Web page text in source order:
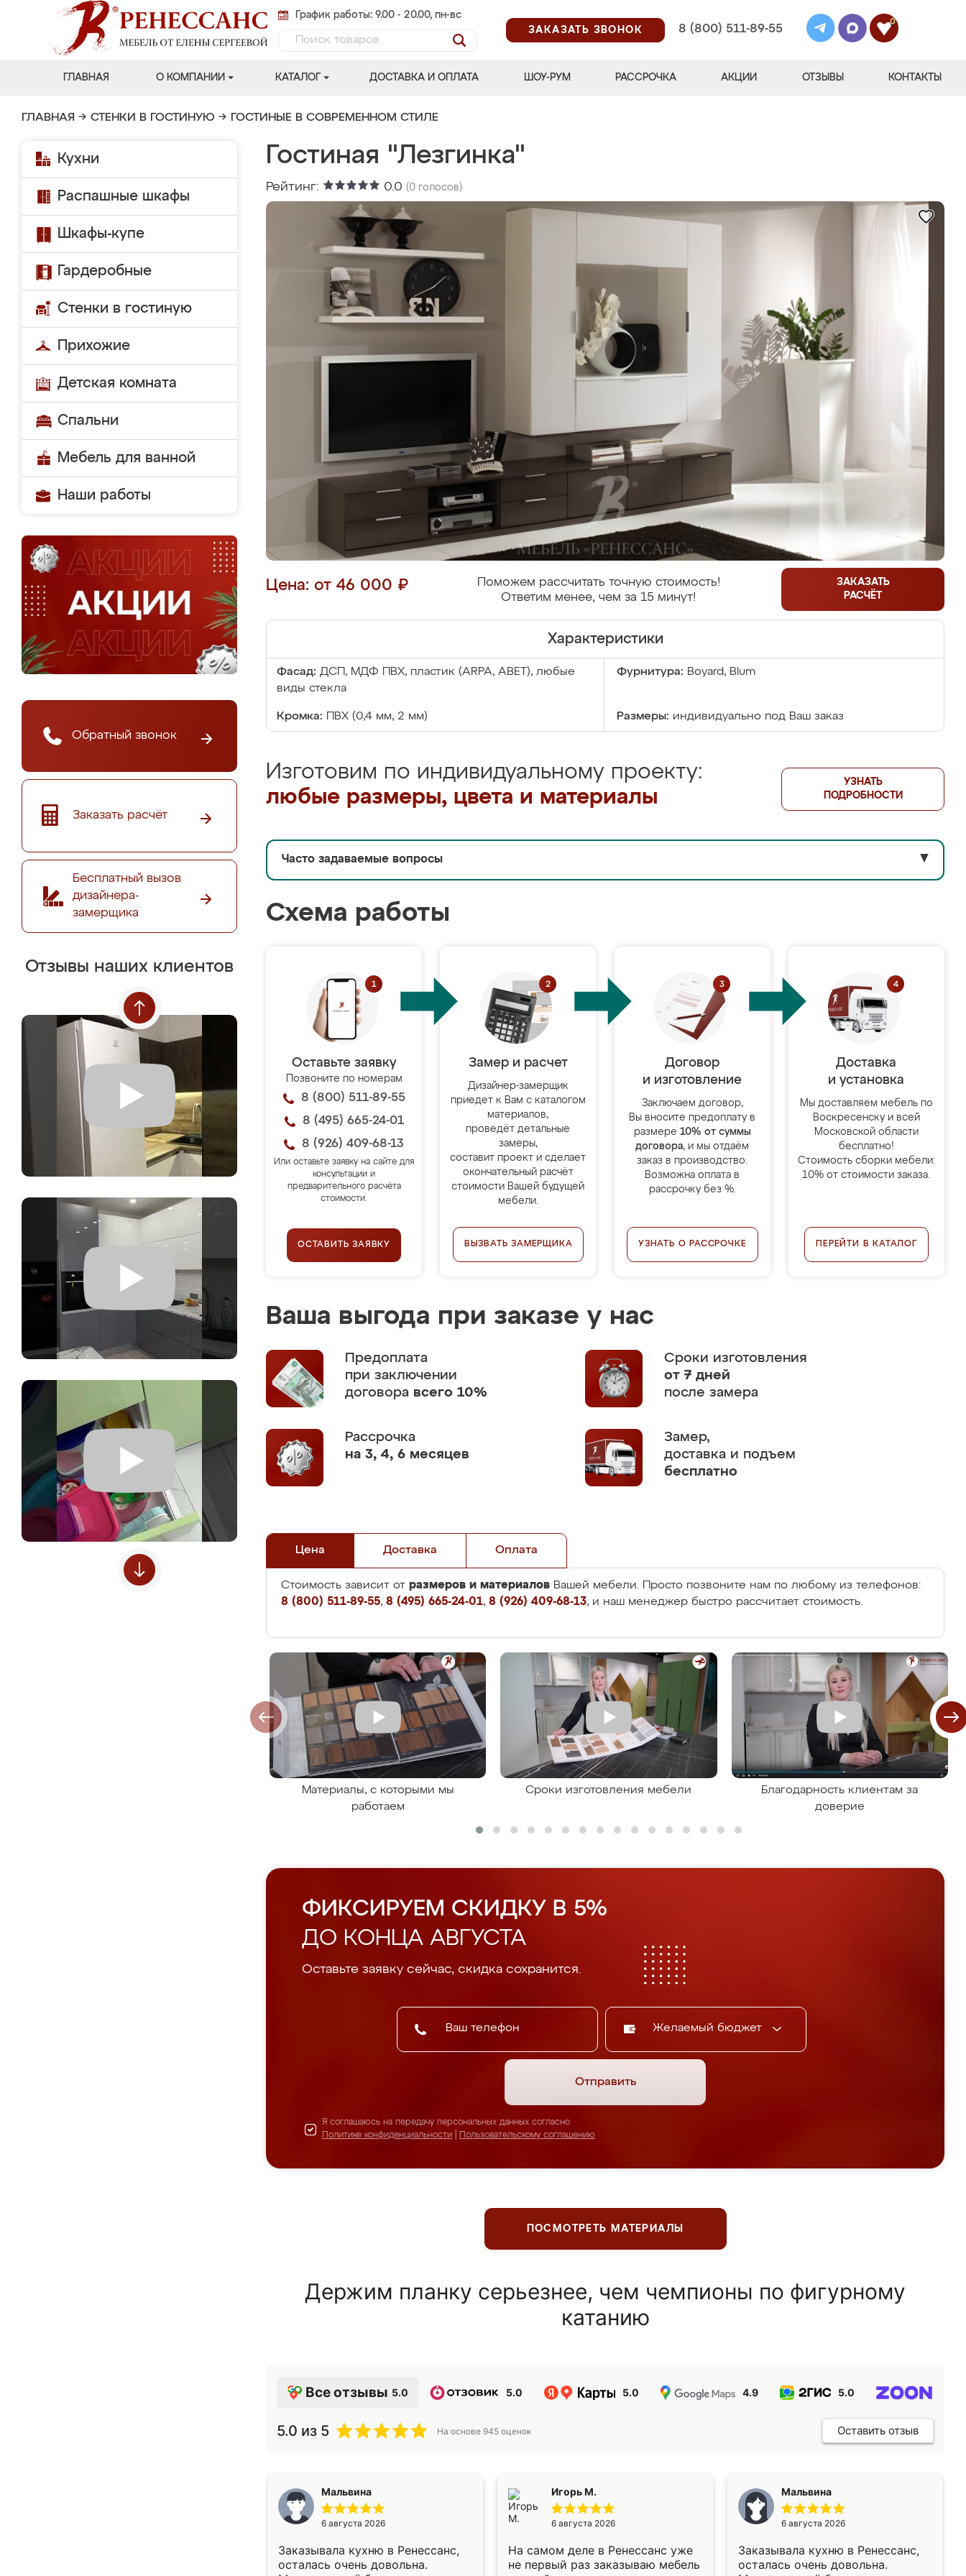
График работы: 9.00 - 20.00, пн-вс
ЗАКАЗАТЬ ЗВОНОК
8 (800) 511-89-55
0
ГЛАВНАЯ О КОМПАНИИ КАТАЛОГ ДОСТАВКА И ОПЛАТА ШОУ-РУМ РАССРОЧКА АКЦИИ ОТЗЫВЫ КОНТАКТЫ
ГЛАВНАЯ → СТЕНКИ В ГОСТИНУЮ → ГОСТИНЫЕ В СОВРЕМЕННОМ СТИЛЕ
Кухни
Распашные шкафы
Шкафы-купе
Гардеробные
Стенки в гостиную
Прихожие
Детская комната
Спальни
Мебель для ванной
Наши работы
Обратный звонок
Заказать расчёт
Бесплатный вызов
дизайнера-
замерщика
Отзывы наших клиентов
Гостиная "Лезгинка"
Рейтинг: 0.0 (0 голосов)
Цена: от 46 000 ₽
Поможем рассчитать точную стоимость!
Ответим менее, чем за 15 минут!
ЗАКАЗАТЬ
РАСЧЁТ
Характеристики
Фасад: ДСП, МДФ ПВХ, пластик (ARPA, ABET), любые
виды стекла
Фурнитура: Boyard, Blum
Кромка: ПВХ (0,4 мм, 2 мм) Размеры: индивидуально под Ваш заказ
Изготовим по индивидуальному проекту:
любые размеры, цвета и материалы
УЗНАТЬ
ПОДРОБНОСТИ
Часто задаваемые вопросы ▼
Схема работы
Оставьте заявку
Позвоните по номерам
8 (800) 511-89-55
8 (495) 665-24-01
8 (926) 409-68-13
Или оставьте заявку на сайте для
консультации и
предварительного расчёта
стоимости.
ОСТАВИТЬ ЗАЯВКУ
Замер и расчет
Дизайнер-замерщик
приедет к Вам с каталогом
материалов,
проведёт детальные
замеры,
составит проект и сделает
окончательный расчёт
стоимости Вашей будущей
мебели.
ВЫЗВАТЬ ЗАМЕРЩИКА
Договор
и изготовление
Заключаем договор,
Вы вносите предоплату в
размере 10% от суммы
договора, и мы отдаём
заказ в производство.
Возможна оплата в
рассрочку без %.
УЗНАТЬ О РАССРОЧКЕ
Доставка
и установка
Мы доставляем мебель по
Воскресенску и всей
Московской области
бесплатно!
Стоимость сборки мебели:
10% от стоимости заказа.
ПЕРЕЙТИ В КАТАЛОГ
Ваша выгода при заказе у нас
Предоплата
при заключении
договора всего 10%
Сроки изготовления
от 7 дней
после замера
Рассрочка
на 3, 4, 6 месяцев
Замер,
доставка и подъем
бесплатно
Цена Доставка Оплата
Стоимость зависит от размеров и материалов Вашей мебели. Просто позвоните нам по любому из телефонов:
8 (800) 511-89-55, 8 (495) 665-24-01, 8 (926) 409-68-13, и наш менеджер быстро рассчитает стоимость.
Материалы, с которыми мы
работаем
Сроки изготовления мебели
Благодарность клиентам за
доверие
ФИКСИРУЕМ СКИДКУ В 5%
ДО КОНЦА АВГУСТА
Оставьте заявку сейчас, скидка сохранится.
Желаемый бюджет
Отправить
Я соглашаюсь на передачу персональных данных согласно
Политике конфиденциальности
Пользовательскому соглашению
ПОСМОТРЕТЬ МАТЕРИАЛЫ
Держим планку серьезнее, чем чемпионы по фигурному
катанию
Все отзывы 5.0 5.0 5.0 4.9 5.0
5.0 из 5 На основе 945 оценок Оставить отзыв
Мальвина
6 августа 2026
Заказывала кухню в Ренессанс,
осталась очень довольна.
Игорь М.
6 августа 2026
На самом деле в Ренессанс уже
не первый раз заказываю мебель
Мальвина
6 августа 2026
Заказывала кухню в Ренессанс,
осталась очень довольна.